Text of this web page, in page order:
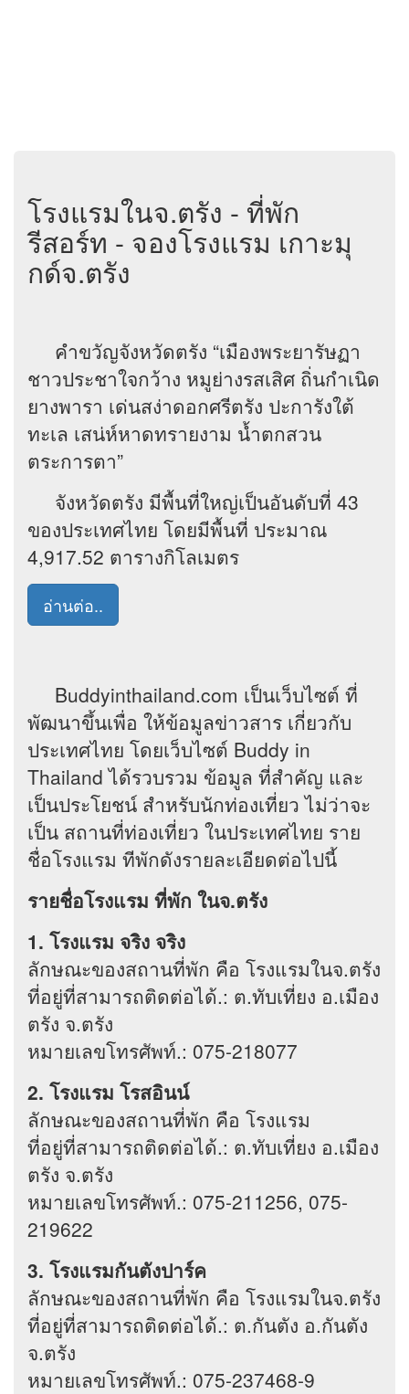
โรงแรมในจ.ตรัง - ที่พัก
รีสอร์ท - จองโรงแรม เกาะมุ
กด์จ.ตรัง
คำขวัญจังหวัดตรัง “เมืองพระยารัษฏา
ชาวประชาใจกว้าง หมูย่างรสเสิศ ถิ่นกำเนิด
ยางพารา เด่นสง่าดอกศรีตรัง ปะการังใต้
ทะเล เสน่ห์หาดทรายงาม น้ำตกสวน
ตระการตา”
จังหวัดตรัง มีพื้นที่ใหญ่เป็นอันดับที่ 43
ของประเทศไทย โดยมีพื้นที่ ประมาณ
4,917.52 ตารางกิโลเมตร
อ่านต่อ..
Buddyinthailand.com เป็นเว็บไซต์ ที่
พัฒนาขึ้นเพื่อ ให้ข้อมูลข่าวสาร เกี่ยวกับ
ประเทศไทย โดยเว็บไซต์ Buddy in
Thailand ได้รวบรวม ข้อมูล ที่สำคัญ และ
เป็นประโยชน์ สำหรับนักท่องเที่ยว ไม่ว่าจะ
เป็น สถานที่ท่องเที่ยว ในประเทศไทย ราย
ชื่อโรงแรม ทีพักดังรายละเอียดต่อไปนี้
รายชื่อโรงแรม ที่พัก ในจ.ตรัง
1. โรงแรม จริง จริง
ลักษณะของสถานที่พัก คือ โรงแรมในจ.ตรัง
ที่อยู่ที่สามารถติดต่อได้.: ต.ทับเที่ยง อ.เมือง
ตรัง จ.ตรัง
หมายเลขโทรศัพท์.: 075-218077
2. โรงแรม โรสอินน์
ลักษณะของสถานที่พัก คือ โรงแรม
ที่อยู่ที่สามารถติดต่อได้.: ต.ทับเที่ยง อ.เมือง
ตรัง จ.ตรัง
หมายเลขโทรศัพท์.: 075-211256, 075-
219622
3. โรงแรมกันตังปาร์ค
ลักษณะของสถานที่พัก คือ โรงแรมในจ.ตรัง
ที่อยู่ที่สามารถติดต่อได้.: ต.กันตัง อ.กันตัง
จ.ตรัง
หมายเลขโทรศัพท์.: 075-237468-9